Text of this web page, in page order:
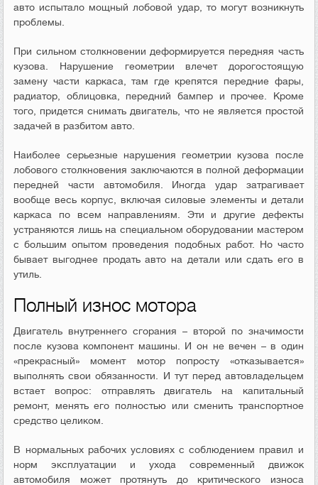
авто испытало мощный лобовой удар, то могут возникнуть
проблемы.
При сильном столкновении деформируется передняя часть
кузова. Нарушение геометрии влечет дорогостоящую
замену части каркаса, там где крепятся передние фары,
радиатор, облицовка, передний бампер и прочее. Кроме
того, придется снимать двигатель, что не является простой
задачей в разбитом авто.
Наиболее серьезные нарушения геометрии кузова после
лобового столкновения заключаются в полной деформации
передней части автомобиля. Иногда удар затрагивает
вообще весь корпус, включая силовые элементы и детали
каркаса по всем направлениям. Эти и другие дефекты
устраняются лишь на специальном оборудовании мастером
с большим опытом проведения подобных работ. Но часто
бывает выгоднее продать авто на детали или сдать его в
утиль.
Полный износ мотора
Двигатель внутреннего сгорания – второй по значимости
после кузова компонент машины. И он не вечен – в один
«прекрасный» момент мотор попросту «отказывается»
выполнять свои обязанности. И тут перед автовладельцем
встает вопрос: отправлять двигатель на капитальный
ремонт, менять его полностью или сменить транспортное
средство целиком.
В нормальных рабочих условиях с соблюдением правил и
норм эксплуатации и ухода современный движок
автомобиля может протянуть до критического износа